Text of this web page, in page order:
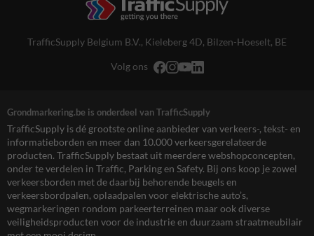
TrafficSupply Belgium B.V., Kieleberg 4D, Bilzen-Hoeselt, BE
Volg ons
Grondmarkering.be is onderdeel van TrafficSupply
TrafficSupply is dé grootste online aanbieder van verkeers-, tekst- en
informatieborden en meer dan 10.000 verkeersgerelateerde
producten. TrafficSupply bestaat uit meerdere webshopconcepten,
onder te verdelen in Traffic, Parking en Safety. Bij ons koop je zowel
verkeersborden met de daarbij behorende beugels en
verkeersbordpalen, oplaadpalen voor elektrische auto’s,
wegmarkeringen rondom parkeerterreinen maar ook diverse
veiligheidsproducten voor de industrie en duurzaam straatmeubilair